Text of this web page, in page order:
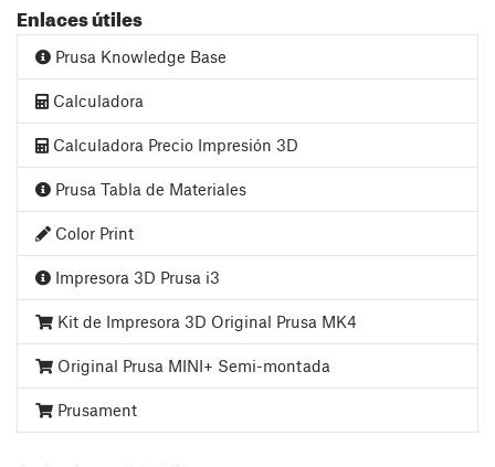
Enlaces útiles
Prusa Knowledge Base
Calculadora
Calculadora Precio Impresión 3D
Prusa Tabla de Materiales
Color Print
Impresora 3D Prusa i3
Kit de Impresora 3D Original Prusa MK4
Original Prusa MINI+ Semi-montada
Prusament